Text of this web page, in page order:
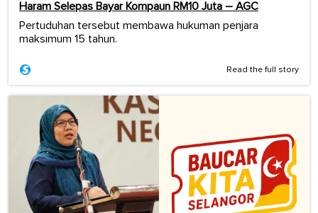
Haram Selepas Bayar Kompaun RM10 Juta – AGC
Pertuduhan tersebut membawa hukuman penjara
maksimum 15 tahun.
Read the full story